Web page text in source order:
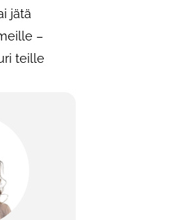
jätä
–
teille